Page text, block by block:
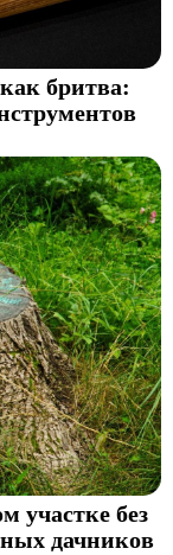
бритва:
участке без
дачников